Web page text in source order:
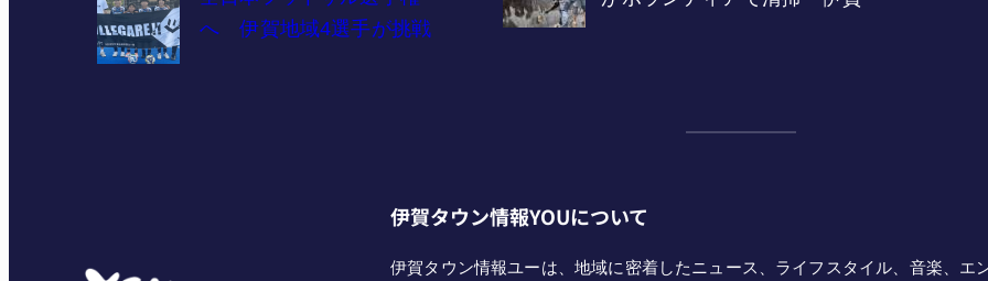
へ 伊賀地域4選手が挑戦
伊賀タウン情報YOUについて
伊賀タウン情報ユーは、地域に密着したニュース、ライフスタイル、音楽、エ